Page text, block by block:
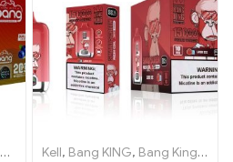
,Ühekordsed e-sigaretid,
Kell, Bang KING, Bang Kingi nutikas ekraan 15000 Puff